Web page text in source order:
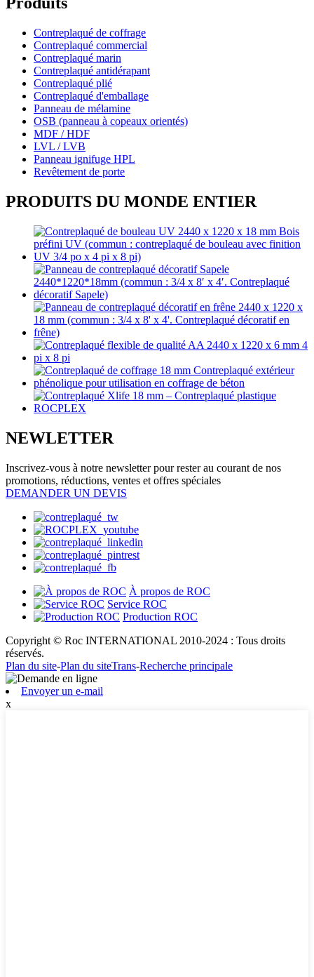
Contreplaqué de coffrage
Contreplaqué commercial
Contreplaqué marin
Contreplaqué antidérapant
Contreplaqué plié
Contreplaqué d'emballage
Panneau de mélamine
OSB (panneau à copeaux orientés)
MDF / HDF
LVL / LVB
Panneau ignifuge HPL
Revêtement de porte
PRODUITS DU MONDE ENTIER
NEWLETTER
Inscrivez-vous à notre newsletter pour rester au courant de nos
promotions, réductions, ventes et offres spéciales
DEMANDER UN DEVIS
À propos de ROC
Service ROC
Production ROC
Copyright © Roc INTERNATIONAL 2010-2024 : Tous droits
réservés.
Plan du site-Plan du siteTrans-Recherche principale
Envoyer un e-mail
x